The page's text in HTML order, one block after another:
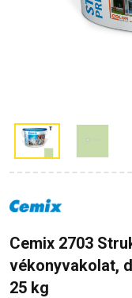
Cemix 2703
vékonyvakolat,
25 kg